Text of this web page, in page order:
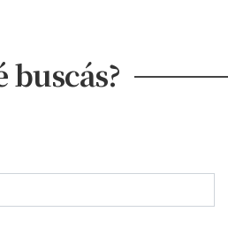
buscás?